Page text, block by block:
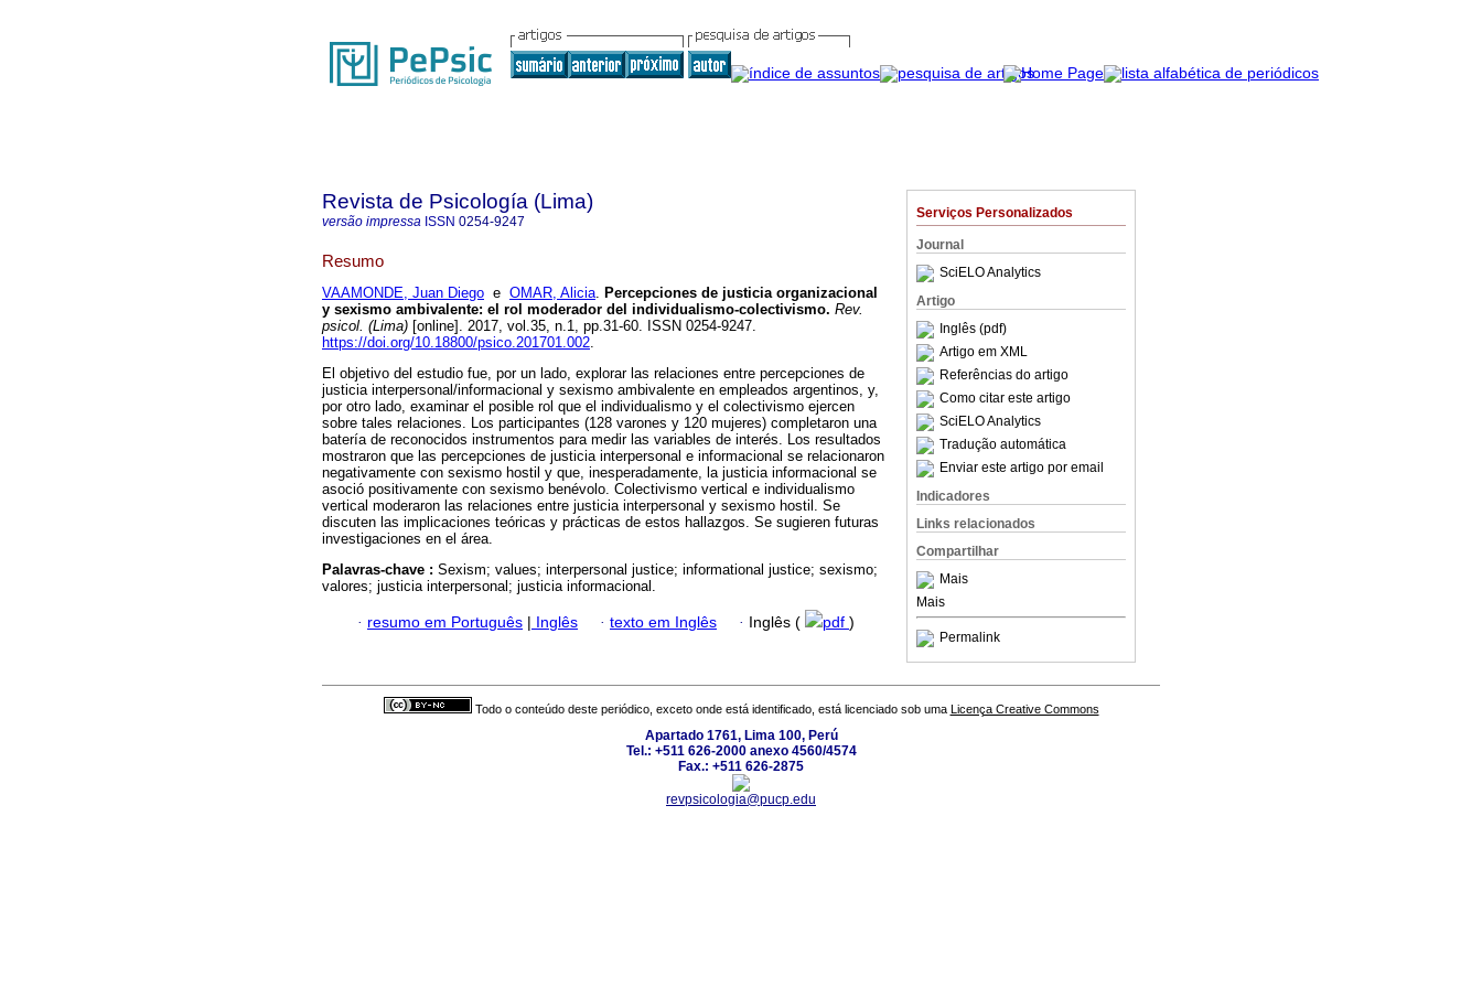
Serviços Personalizados
Journal
SciELO Analytics
Artigo
Inglês (pdf)
Artigo em XML
Referências do artigo
Como citar este artigo
SciELO Analytics
Tradução automática
Enviar este artigo por email
Indicadores
Links relacionados
Compartilhar
Mais
Mais
Permalink
Revista de Psicología (Lima)
versão impressa ISSN 0254-9247
Resumo
VAAMONDE, Juan Diego e OMAR, Alicia. Percepciones de justicia organizacional
y sexismo ambivalente: el rol moderador del individualismo-colectivismo. Rev.
psicol. (Lima) [online]. 2017, vol.35, n.1, pp.31-60. ISSN 0254-9247.
https://doi.org/10.18800/psico.201701.002.
El objetivo del estudio fue, por un lado, explorar las relaciones entre percepciones de
justicia interpersonal/informacional y sexismo ambivalente en empleados argentinos, y,
por otro lado, examinar el posible rol que el individualismo y el colectivismo ejercen
sobre tales relaciones. Los participantes (128 varones y 120 mujeres) completaron una
batería de reconocidos instrumentos para medir las variables de interés. Los resultados
mostraron que las percepciones de justicia interpersonal e informacional se relacionaron
negativamente con sexismo hostil y que, inesperadamente, la justicia informacional se
asoció positivamente con sexismo benévolo. Colectivismo vertical e individualismo
vertical moderaron las relaciones entre justicia interpersonal y sexismo hostil. Se
discuten las implicaciones teóricas y prácticas de estos hallazgos. Se sugieren futuras
investigaciones en el área.
Palavras-chave : Sexism; values; interpersonal justice; informational justice; sexismo;
valores; justicia interpersonal; justicia informacional.
· resumo em Português | Inglês · texto em Inglês · Inglês ( pdf )
Todo o conteúdo deste periódico, exceto onde está identificado, está licenciado sob uma Licença Creative Commons
Apartado 1761, Lima 100, Perú
Tel.: +511 626-2000 anexo 4560/4574
Fax.: +511 626-2875
revpsicologia@pucp.edu